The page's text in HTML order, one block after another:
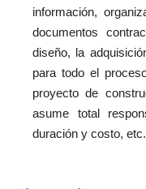
información,
documentos
diseño, la
para todo el
proyecto de
asume total
duración y costo,